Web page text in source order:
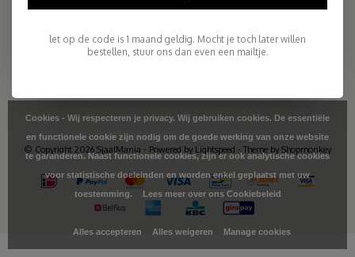
KLANTENSERVICE
© Copyright 2026 SjaalMania - Powered by Lightspeed - Theme by Shopmonkey
Cookies - Wij respecteren je privacy. Wij gebruiken cookies. De essentiële
en functionele cookie zijn nodig om de goede werking van onze website
te garanderen. Naast functionele cookies, zijn er ook analytische cookies
voor statistische doeleinden en worden enkel geplaatst met uw
toestemming.
Lees meer over ons Cookiebeleid
Alles accepteren Alles weigeren Manage cookies
let op de code is 1 maand geldig. Mocht je toch later willen
bestellen, stuur ons dan even een mailtje.